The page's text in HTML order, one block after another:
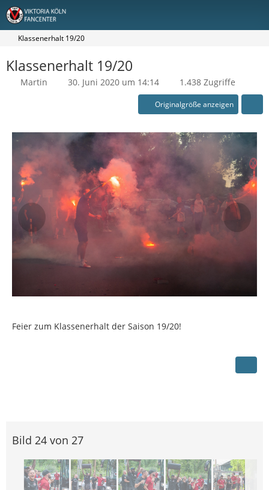
Klassenerhalt 19/20
Klassenerhalt 19/20
Martin 30. Juni 2020 um 14:14 1.438 Zugriffe
Originalgröße anzeigen
Feier zum Klassenerhalt der Saison 19/20!
Bild 24 von 27